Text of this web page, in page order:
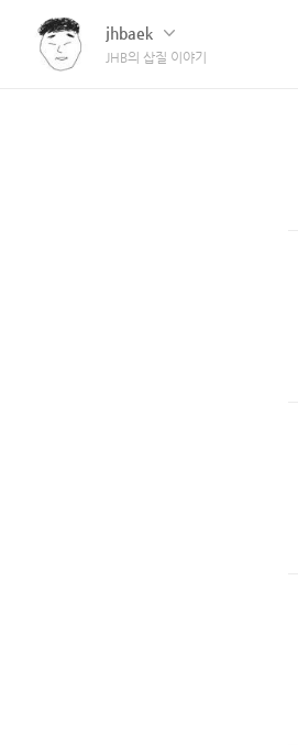
jhbaek
JHB의 삽질 이야기